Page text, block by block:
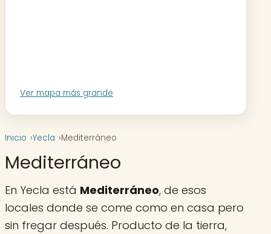
Ver mapa más grande
Inicio Yecla Mediterráneo
Mediterráneo
En Yecla está Mediterráneo, de esos
locales donde se come como en casa pero
sin fregar después. Producto de la tierra,